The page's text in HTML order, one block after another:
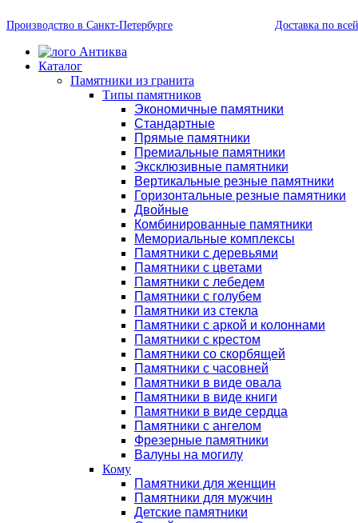
Производство в Санкт-Петербурге Доставка по
Каталог
Памятники из гранита
Типы памятников
Экономичные памятники
Стандартные
Прямые памятники
Премиальные памятники
Эксклюзивные памятники
Вертикальные резные памятники
Горизонтальные резные памятники
Двойные
Комбинированные памятники
Мемориальные комплексы
Памятники с деревьями
Памятники с цветами
Памятники с лебедем
Памятники с голубем
Памятники из стекла
Памятники с аркой и колоннами
Памятники с крестом
Памятники со скорбящей
Памятники с часовней
Памятники в виде овала
Памятники в виде книги
Памятники в виде сердца
Памятники с ангелом
Фрезерные памятники
Валуны на могилу
Кому
Памятники для женщин
Памятники для мужчин
Детские памятники